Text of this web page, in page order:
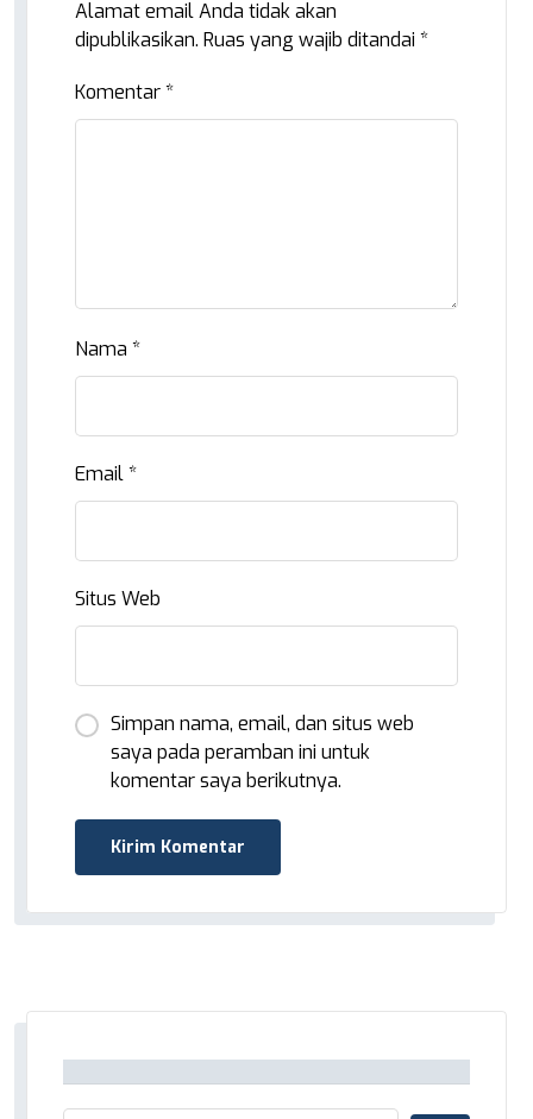
Alamat email Anda tidak akan
dipublikasikan. Ruas yang wajib ditandai*
Komentar*
Nama*
Email*
Situs Web
Simpan nama, email, dan situs web
saya pada peramban ini untuk
komentar saya berikutnya.